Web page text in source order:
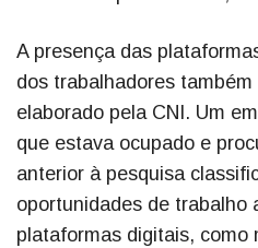
A presença das
dos trabalhadores
elaborado pela CNI. Um
que estava ocupado e
anterior à pesquisa
oportunidades de trabalho
plataformas digitais, como